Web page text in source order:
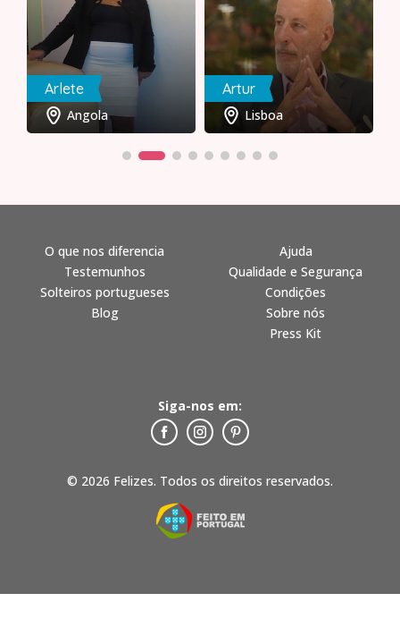
Arlete
Angola
Artur
Lisboa
© 2026 Felizes. Todos os direitos reservados.
O que nos diferencia
Testemunhos
Solteiros portugueses
Blog
Ajuda
Qualidade e Segurança
Condições
Sobre nós
Press Kit
Siga-nos em: